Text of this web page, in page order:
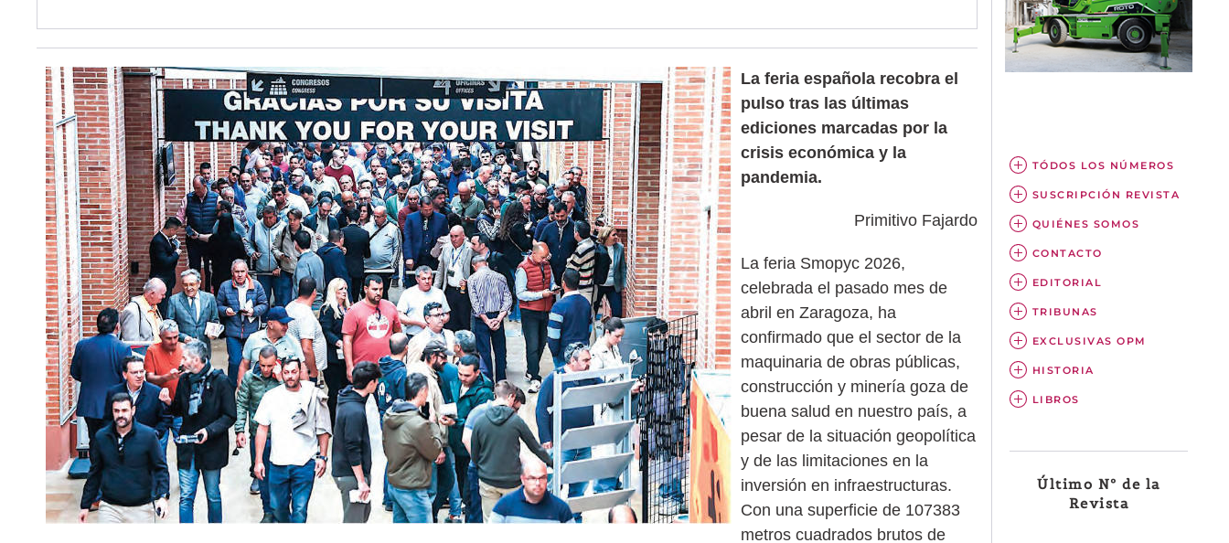
La feria española recobra el
pulso tras las últimas
ediciones marcadas por la
crisis económica y la
pandemia.
Primitivo Fajardo
La feria Smopyc 2026,
celebrada el pasado mes de
abril en Zaragoza, ha
confirmado que el sector de la
maquinaria de obras públicas,
construcción y minería goza de
buena salud en nuestro país, a
pesar de la situación geopolítica
y de las limitaciones en la
inversión en infraestructuras.
Con una superficie de 107383
metros cuadrados brutos de
TÓDOS LOS NÚMEROS
SUSCRIPCIÓN REVISTA
QUIÉNES SOMOS
CONTACTO
EDITORIAL
TRIBUNAS
EXCLUSIVAS OPM
HISTORIA
LIBROS
Último Nº de la
Revista